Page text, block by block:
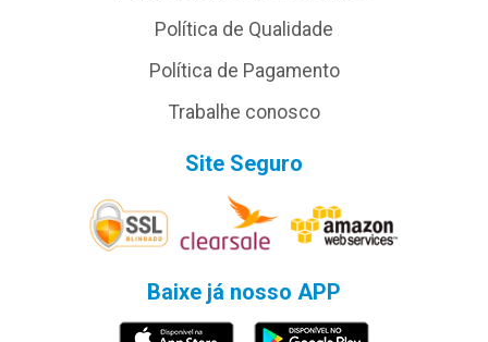
Política de Qualidade
Política de Pagamento
Trabalhe conosco
Site Seguro
Baixe já nosso APP